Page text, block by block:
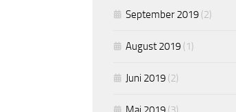
September 2019 (2)
August 2019 (1)
Juni 2019 (2)